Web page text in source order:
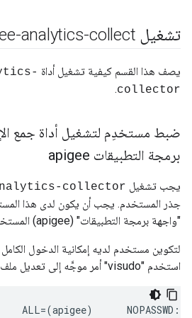
تشغيل apigee-analytics-collect
يصف هذا القسم كيفية تشغيل أداة
collector
.
ضبط مستخدِم لتشغيل أداة جمع
برمجة التطبيقات apigee
يجب تشغيل collector
جذر المستخدم. يجب أن يكون لدى هذا
"واجهة برمجة التطبيقات" (apigee) المستخدم.
استخدم "visudo" أمر موجَّه إلى تعديل ملف sudoers لإضافة ما يلي:
ALL=(apigee)      NOPASSWD: